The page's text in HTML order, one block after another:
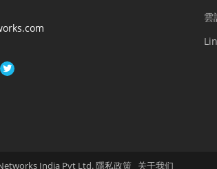
雲
India Pvt Ltd. 隱私政策 关于我们